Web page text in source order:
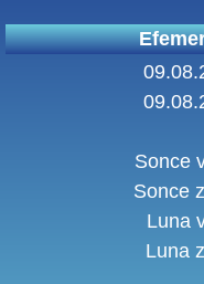
Sonce
Sonce
Luna
Luna